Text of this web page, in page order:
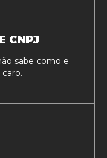
CNPJ
sabe como e